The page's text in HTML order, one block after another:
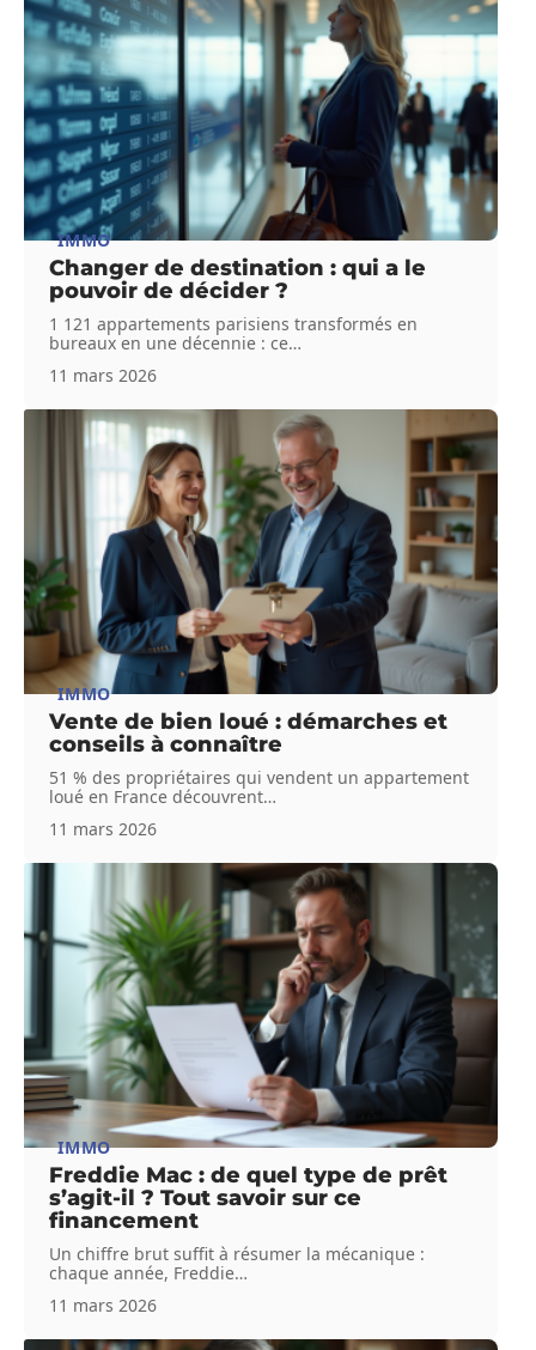
IMMO
Changer de destination : qui a le
pouvoir de décider ?
1 121 appartements parisiens transformés en
bureaux en une décennie : ce…
11 mars 2026
IMMO
Vente de bien loué : démarches et
conseils à connaître
51 % des propriétaires qui vendent un appartement
loué en France découvrent…
11 mars 2026
IMMO
Freddie Mac : de quel type de prêt
s’agit-il ? Tout savoir sur ce
financement
Un chiffre brut suffit à résumer la mécanique :
chaque année, Freddie…
11 mars 2026